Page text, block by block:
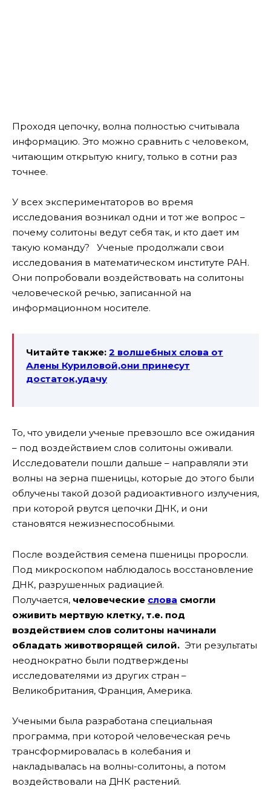
Проходя цепочку, волна полностью считывала
информацию. Это можно сравнить с человеком,
читающим открытую книгу, только в сотни раз
точнее.
У всех экспериментаторов во время
исследования возникал одни и тот же вопрос –
почему солитоны ведут себя так, и кто дает им
такую команду? Ученые продолжали свои
исследования в математическом институте РАН.
Они попробовали воздействовать на солитоны
человеческой речью, записанной на
информационном носителе.
Читайте также: 2 волшебных слова от
Алены Куриловой,они принесут
достаток,удачу
То, что увидели ученые превзошло все ожидания
– под воздействием слов солитоны оживали.
Исследователи пошли дальше – направляли эти
волны на зерна пшеницы, которые до этого были
облучены такой дозой радиоактивного излучения,
при которой рвутся цепочки ДНК, и они
становятся нежизнеспособными.
После воздействия семена пшеницы проросли.
Под микроскопом наблюдалось восстановление
ДНК, разрушенных радиацией.
Получается, человеческие слова смогли
оживить мертвую клетку, т.е. под
воздействием слов солитоны начинали
обладать животворящей силой. Эти результаты
неоднократно были подтверждены
исследователями из других стран –
Великобритания, Франция, Америка.
Учеными была разработана специальная
программа, при которой человеческая речь
трансформировалась в колебания и
накладывалась на волны-солитоны, а потом
воздействовали на ДНК растений.